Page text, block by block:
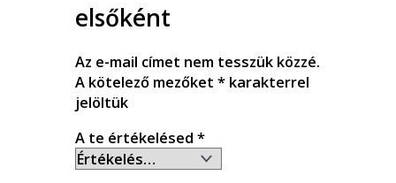
elsőként
Az e-mail címet nem tesszük közzé.
A kötelező mezőket *karakterrel
jelöltük
A te értékelésed *